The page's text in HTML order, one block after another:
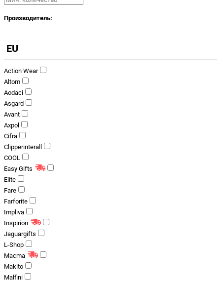
Производитель:
EU
Action Wear
Altom
Aodaci
Asgard
Avant
Axpol
Cifra
Clipperinterall
COOL
Easy Gifts
Elite
Fare
Farforite
Impliva
Inspirion
Jaguargifts
L-Shop
Macma
Makito
Malfini